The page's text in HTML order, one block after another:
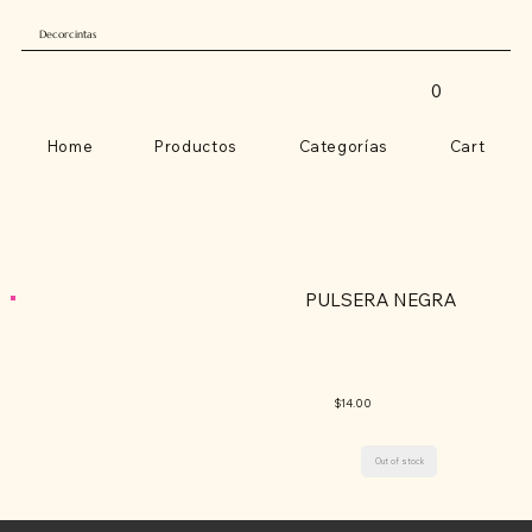
Decorcintas
Home Productos Categorías Cart
0
Out of stock
PULSERA NEGRA
$14.00